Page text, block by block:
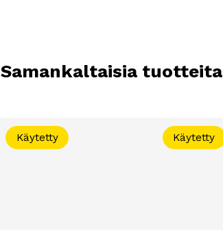
Samankaltaisia tuotteita
Käytetty Käytetty